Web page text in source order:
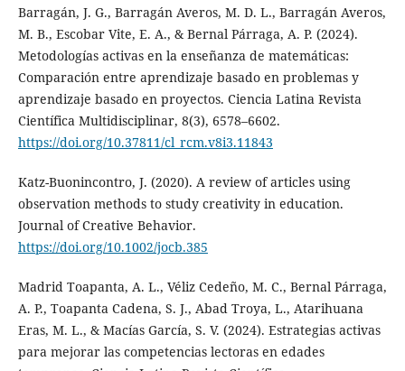
Barragán, J. G., Barragán Averos, M. D. L., Barragán Averos,
M. B., Escobar Vite, E. A., & Bernal Párraga, A. P. (2024).
Metodologías activas en la enseñanza de matemáticas:
Comparación entre aprendizaje basado en problemas y
aprendizaje basado en proyectos. Ciencia Latina Revista
Científica Multidisciplinar, 8(3), 6578–6602.
https://doi.org/10.37811/cl_rcm.v8i3.11843
Katz-Buonincontro, J. (2020). A review of articles using
observation methods to study creativity in education.
Journal of Creative Behavior.
https://doi.org/10.1002/jocb.385
Madrid Toapanta, A. L., Véliz Cedeño, M. C., Bernal Párraga,
A. P., Toapanta Cadena, S. J., Abad Troya, L., Atarihuana
Eras, M. L., & Macías García, S. V. (2024). Estrategias activas
para mejorar las competencias lectoras en edades